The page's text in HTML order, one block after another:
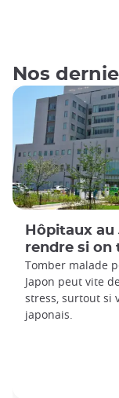
Nos
Hôpitaux au
rendre si on
Tomber malade
Japon peut vite
stress, surtout si
japonais.